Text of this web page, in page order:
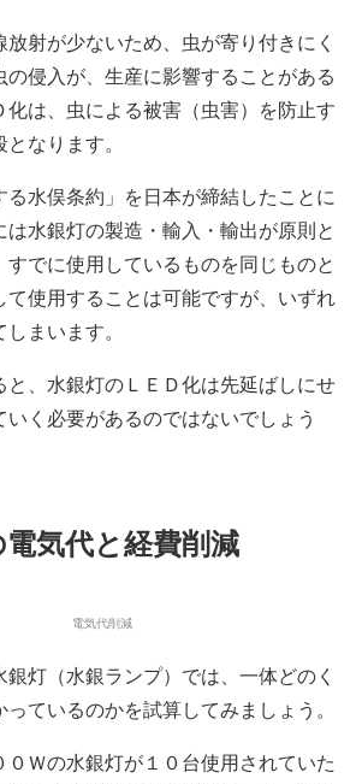
放射が少ないため、虫が寄り付きにく
の侵入が、生産に影響することがある
化は、虫による被害（虫害）を防止す
なります。
る水俣条約」を日本が締結したことに
は水銀灯の製造・輸入・輸出が原則と
すでに使用しているものを同じものと
て使用することは可能ですが、いずれ
まいます。
と、水銀灯のＬＥＤ化は先延ばしにせ
く必要があるのではないでしょう
気代と経費削減
灯（水銀ランプ）では、一体どのく
ているのかを試算してみましょう。
０Ｗの水銀灯が１０台使用されていた